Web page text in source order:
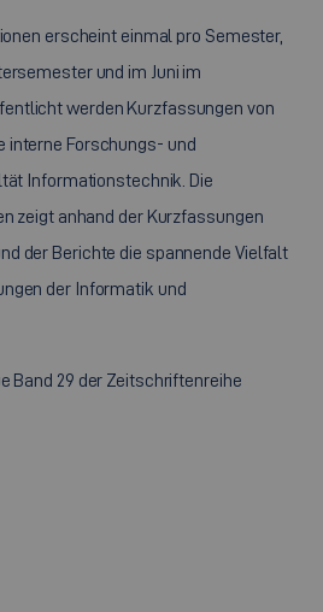
erscheint einmal pro Semester,
und im Juni im
werden Kurzfassungen von
Forschungs- und
Informationstechnik. Die
zeigt anhand der Kurzfassungen
der Berichte die spannende Vielfalt
der Informatik und
Band 29 der Zeitschriftenreihe